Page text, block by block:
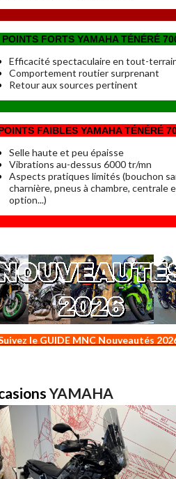
POINTS FORTS YAMAHA TÉNÉRÉ
Efficacité spectaculaire en tout-
Comportement routier surprenant
Retour aux sources pertinent
FAIBLES YAMAHA TÉNÉRÉ
Selle haute et peu épaisse
Vibrations au-dessus 6000 tr/mn
Aspects pratiques limités (bouchon
charnière, pneus à chambre, centrale
option...)
le GUIDE MNC Nouveautés
YAMAHA